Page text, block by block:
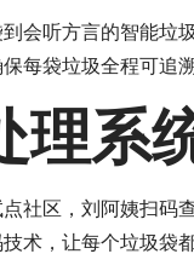
会听方言的智能垃
每袋垃圾全程可追溯
理系
社区，刘阿姨扫码
术，让每个垃圾袋